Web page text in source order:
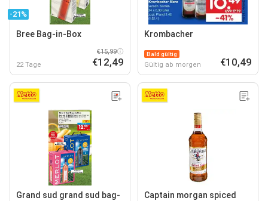
-21%
Bree Bag-in-Box
22 Tage
€15,99
€12,49
Krombacher
Bald gültig
Gültig ab morgen €10,49
Grand sud grand sud bag-
Captain morgan spiced